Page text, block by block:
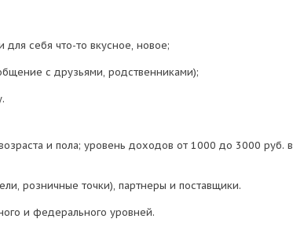
себя что-то вкусное, новое;
с друзьями, родственниками);
и пола; уровень доходов от 1000 до 3000 руб. в
розничные точки), партнеры и поставщики.
и федерального уровней.